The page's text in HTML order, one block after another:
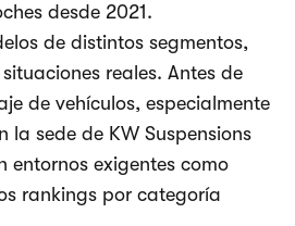
desde 2021.
de distintos segmentos,
reales. Antes de
de vehículos, especialmente
sede de KW Suspensions
exigentes como
rankings por categoría